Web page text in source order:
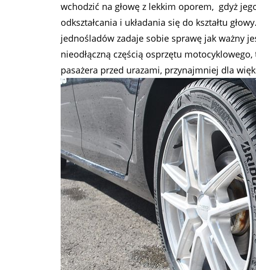
wchodzić na głowę z lekkim oporem, gdyż
odkształcania i układania się do kształtu
jednośladów zadaje sobie sprawę jak ważny
nieodłączną częścią osprzętu motocyklowego,
pasażera przed urazami, przynajmniej dla